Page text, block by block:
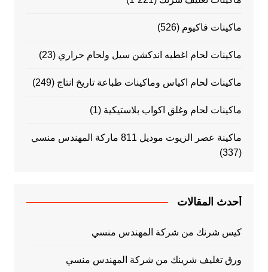
ماكينات فاكيوم (526)
ماكينات لحام اغطيه اندكشن سيل ولحام حراري (23)
ماكينات لحام اكياس وماكينات طباعة تاريخ انتاج (249)
ماكينات لحام وغلق اكواب بلاستيكية (1)
ماكينة عصر الزيوت موديل 811 ماركة المهندس منسي
(337)
أحدث المقالات
كيس شرنك من شركة المهندس منسي
ورق تغليف شرينك من شركة المهندس منسي